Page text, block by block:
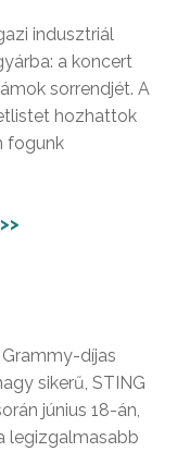
indusztriál
a koncert
sorrendjét. A
hozhattok
fogunk
díjas
sikerű, STING
június 18-án,
legizgalmasabb